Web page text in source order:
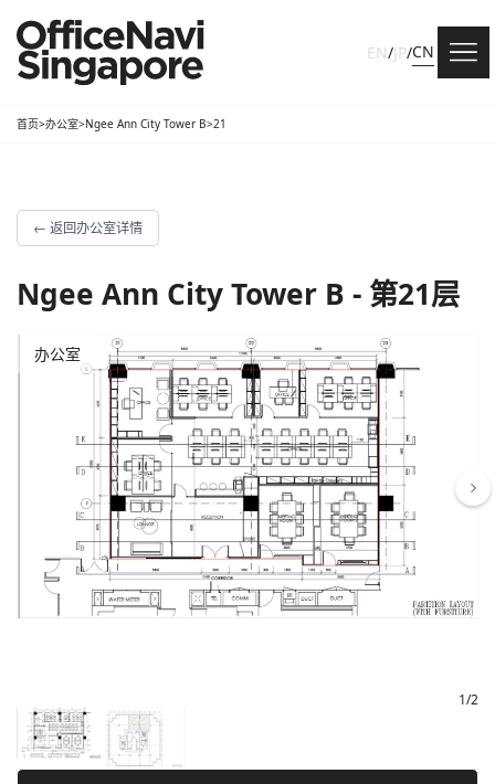
EN/JP/CN
首页>办公室>Ngee Ann City Tower B>21
← 返回办公室详情
Ngee Ann City Tower B - 第21层
办公室
1/2